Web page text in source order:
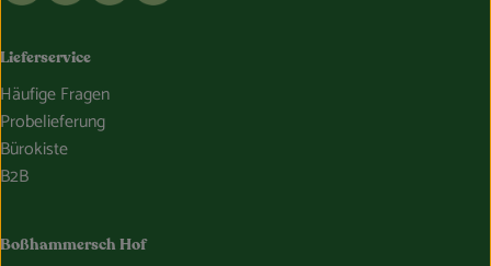
Lieferservice
Häufige Fragen
Probelieferung
Bürokiste
B2B
Boßhammersch Hof